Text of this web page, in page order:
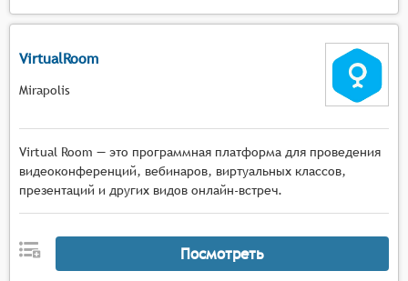
VirtualRoom
Mirapolis
Virtual Room — это программная платформа для проведения
видеоконференций, вебинаров, виртуальных классов,
презентаций и других видов онлайн-встреч.
Посмотреть